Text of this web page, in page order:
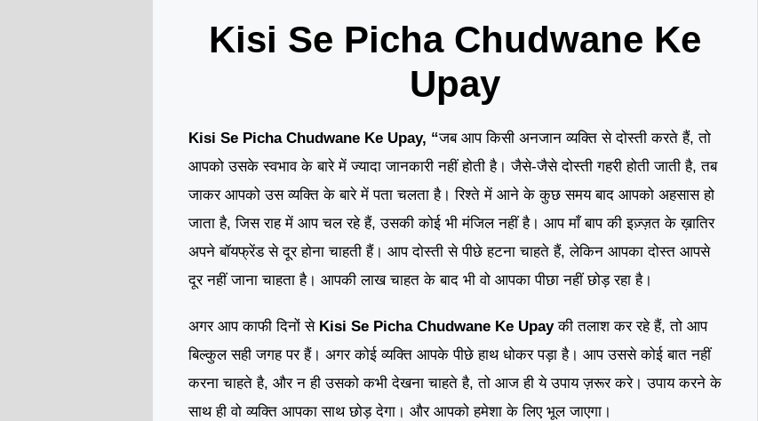
Kisi Se Picha Chudwane Ke
Upay
Kisi Se Picha Chudwane Ke Upay, “जब आप किसी अनजान व्यक्ति से दोस्ती करते हैं, तो
आपको उसके स्वभाव के बारे में ज्यादा जानकारी नहीं होती है। जैसे-जैसे दोस्ती गहरी होती जाती है, तब
जाकर आपको उस व्यक्ति के बारे में पता चलता है। रिश्ते में आने के कुछ समय बाद आपको अहसास हो
जाता है, जिस राह में आप चल रहे हैं, उसकी कोई भी मंजिल नहीं है। आप माँ बाप की इज़्ज़त के ख़ातिर
अपने बॉयफ्रेंड से दूर होना चाहती हैं। आप दोस्ती से पीछे हटना चाहते हैं, लेकिन आपका दोस्त आपसे
दूर नहीं जाना चाहता है। आपकी लाख चाहत के बाद भी वो आपका पीछा नहीं छोड़ रहा है।
अगर आप काफी दिनों से Kisi Se Picha Chudwane Ke Upayकी तलाश कर रहे हैं, तो आप
बिल्कुल सही जगह पर हैं। अगर कोई व्यक्ति आपके पीछे हाथ धोकर पड़ा है। आप उससे कोई बात नहीं
करना चाहते है, और न ही उसको कभी देखना चाहते है, तो आज ही ये उपाय ज़रूर करे। उपाय करने के
साथ ही वो व्यक्ति आपका साथ छोड़ देगा। और आपको हमेशा के लिए भूल जाएगा।